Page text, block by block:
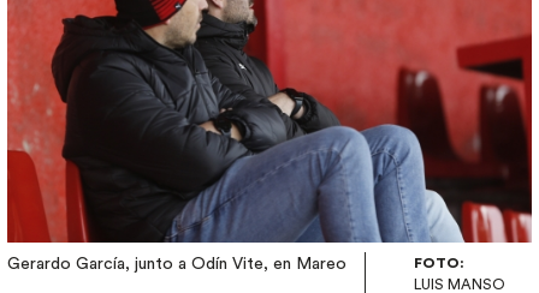
Gerardo García, junto a Odín Vite, en Mareo
FOTO:
LUIS MANSO